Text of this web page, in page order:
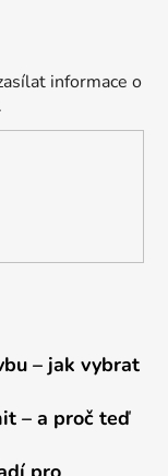
informace o
– jak vybrat
– a proč teď